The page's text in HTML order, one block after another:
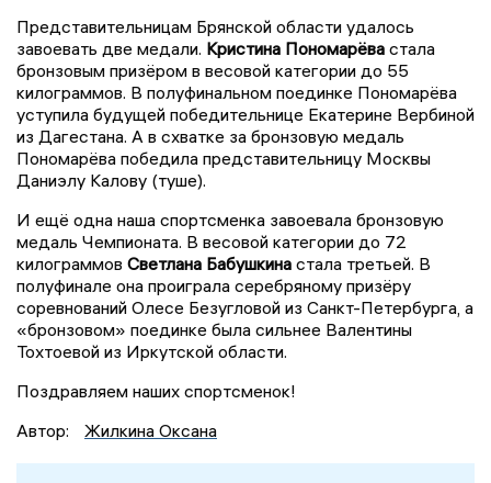
Представительницам Брянской области удалось
завоевать две медали. Кристина Пономарёва стала
бронзовым призёром в весовой категории до 55
килограммов. В полуфинальном поединке Пономарёва
уступила будущей победительнице Екатерине Вербиной
из Дагестана. А в схватке за бронзовую медаль
Пономарёва победила представительницу Москвы
Даниэлу Калову (туше).
И ещё одна наша спортсменка завоевала бронзовую
медаль Чемпионата. В весовой категории до 72
килограммов Светлана Бабушкина стала третьей. В
полуфинале она проиграла серебряному призёру
соревнований Олесе Безугловой из Санкт-Петербурга, а
«бронзовом» поединке была сильнее Валентины
Тохтоевой из Иркутской области.
Поздравляем наших спортсменок!
Автор:
Жилкина Оксана